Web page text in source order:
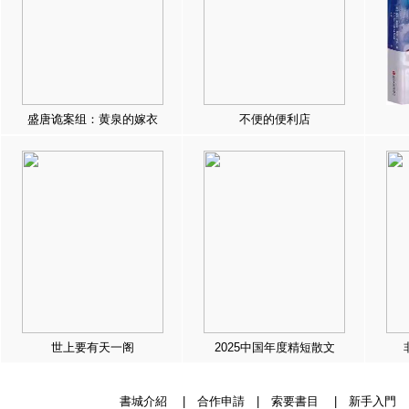
盛唐诡案组：黄泉的嫁衣 不便的便利店
世上要有天一阁 2025中国年度精短散文
書城介紹 合作申請| 索要書目 新手入門